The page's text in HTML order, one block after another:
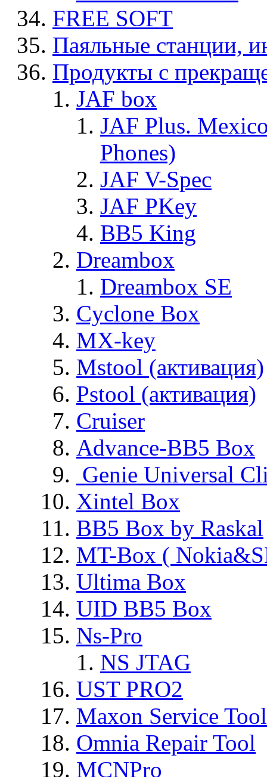
FREE SOFT
Паяльные станции,
Продукты с
JAF box
JAF Plus.
Phones)
JAF V-Spec
JAF PKey
BB5 King
Dreambox
Dreambox SE
Cyclone Box
MX-key
Mstool (активация)
Pstool (активация)
Cruiser
Advance-BB5 Box
Genie Universal
Xintel Box
BB5 Box by Raskal
MT-Box (
Ultima Box
UID BB5 Box
Ns-Pro
NS JTAG
UST PRO2
Maxon Service
Omnia Repair Tool
MCNPro